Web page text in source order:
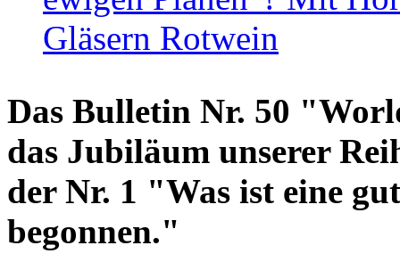
Gläsern Rotwein
Das Bulletin Nr. 50
das Jubiläum unserer
der Nr. 1 "Was ist eine
begonnen."